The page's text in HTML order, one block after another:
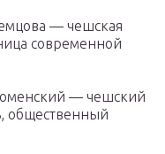
— чешская
современной
— чешский
общественный